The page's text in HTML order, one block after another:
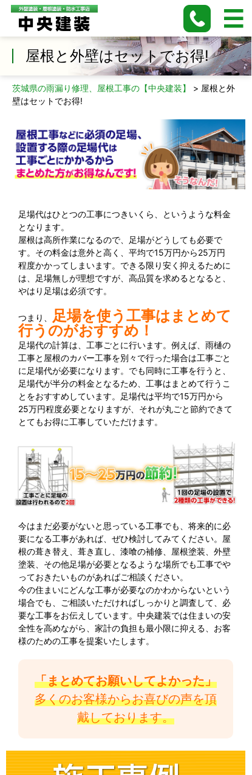
屋根と外壁はセットでお得!
茨城県の雨漏り修理、屋根工事の【中央建装】 > 屋根と外
壁はセットでお得!
足場代はひとつの工事につきいくら、というような料金
となります。
屋根は高所作業になるので、足場がどうしても必要で
す。その料金は意外と高く、平均で15万円から25万円
程度かかってしまいます。できる限り安く抑えるために
は、足場無しが理想ですが、高品質を求めるとなると、
やはり足場は必須です。
つまり、
足場を使う工事はまとめて
行うのがおすすめ！
足場代の計算は、工事ごとに行います。例えば、雨樋の
工事と屋根のカバー工事を別々で行った場合は工事ごと
に足場代が必要になります。でも同時に工事を行うと、
足場代が半分の料金となるため、工事はまとめて行うこ
とをおすすめしています。足場代は平均で15万円から
25万円程度必要となりますが、それが丸ごと節約できて
とてもお得に工事していただけます。
今はまだ必要がないと思っている工事でも、将来的に必
要になる工事があれば、ぜひ検討してみてください。屋
根の葺き替え、葺き直し、漆喰の補修、屋根塗装、外壁
塗装、その他足場が必要となるような場所でも工事でや
っておきたいものがあればご相談ください。
今の住まいにどんな工事が必要なのかわからないという
場合でも、ご相談いただければしっかりと調査して、必
要な工事をお伝えしています。中央建装では住まいの安
全性を高めながら、家計の負担も最小限に抑える、お客
様のための工事を提案いたします。
「まとめてお願いしてよかった」
多くのお客様からお喜びの声を頂
戴しております。